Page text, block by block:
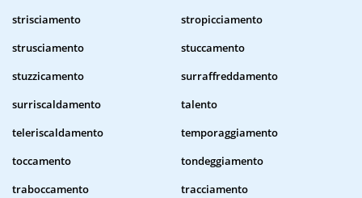
strisciamento
stropicciamento
strusciamento
stuccamento
stuzzicamento
surraffreddamento
surriscaldamento
talento
teleriscaldamento
temporaggiamento
toccamento
tondeggiamento
traboccamento
tracciamento